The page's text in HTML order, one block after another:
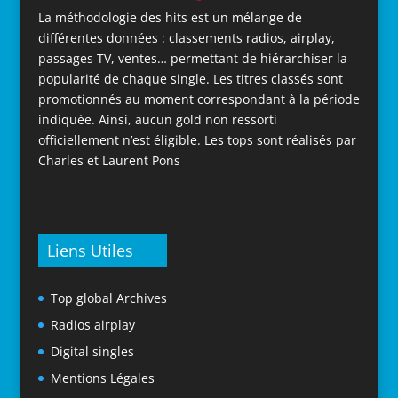
La méthodologie des hits est un mélange de
différentes données : classements radios, airplay,
passages TV, ventes… permettant de hiérarchiser la
popularité de chaque single. Les titres classés sont
promotionnés au moment correspondant à la période
indiquée. Ainsi, aucun gold non ressorti
officiellement n’est éligible. Les tops sont réalisés par
Charles et Laurent Pons
Liens Utiles
Top global Archives
Radios airplay
Digital singles
Mentions Légales